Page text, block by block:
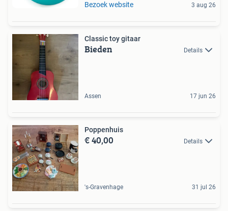
Bezoek website 3 aug 26
Classic toy gitaar
Bieden Details
Assen 17 jun 26
Poppenhuis
€ 40,00 Details
's-Gravenhage 31 jul 26